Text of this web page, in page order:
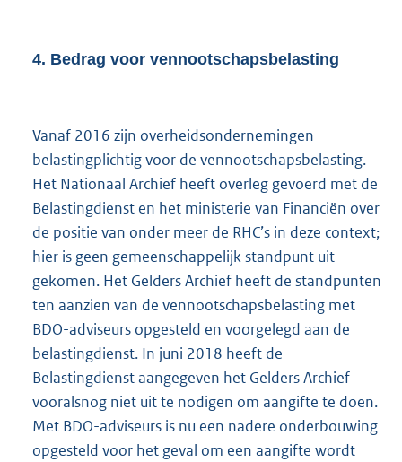
4. Bedrag voor vennootschapsbelasting
Vanaf 2016 zijn overheidsondernemingen
belastingplichtig voor de vennootschapsbelasting.
Het Nationaal Archief heeft overleg gevoerd met de
Belastingdienst en het ministerie van Financiën over
de positie van onder meer de RHC’s in deze context;
hier is geen gemeenschappelijk standpunt uit
gekomen. Het Gelders Archief heeft de standpunten
ten aanzien van de vennootschapsbelasting met
BDO-adviseurs opgesteld en voorgelegd aan de
belastingdienst. In juni 2018 heeft de
Belastingdienst aangegeven het Gelders Archief
vooralsnog niet uit te nodigen om aangifte te doen.
Met BDO-adviseurs is nu een nadere onderbouwing
opgesteld voor het geval om een aangifte wordt